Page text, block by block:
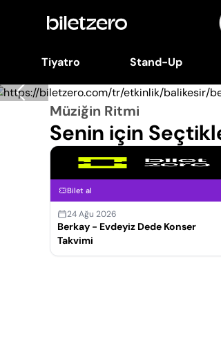
Tiyatro Stand-Up
Müziğin Ritmi
Senin için
Bilet al
24 Ağu 2026
Berkay - Evdeyiz Dede Konser
Takvimi